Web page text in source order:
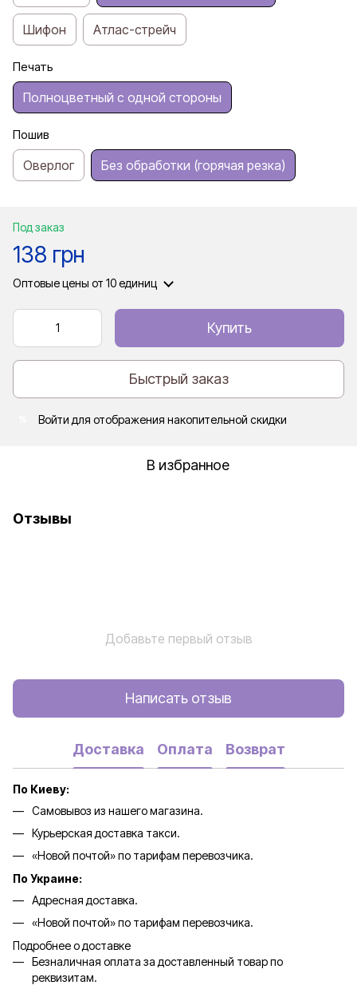
Шифон Атлас-стрейч
Печать
Полноцветный с одной стороны
Пошив
Оверлог Без обработки (горячая резка)
Под заказ
138 грн
Оптовые цены от 10 единиц
Купить
Быстрый заказ
Войти для отображения накопительной скидки
В избранное
Отзывы
Добавьте первый отзыв
Написать отзыв
Доставка Оплата Возврат
По Киеву:
Самовывоз из нашего магазина.
Курьерская доставка такси.
«Новой почтой» по тарифам перевозчика.
По Украине:
Адресная доставка.
«Новой почтой» по тарифам перевозчика.
Подробнее о доставке
Безналичная оплата за доставленный товар по
реквизитам.